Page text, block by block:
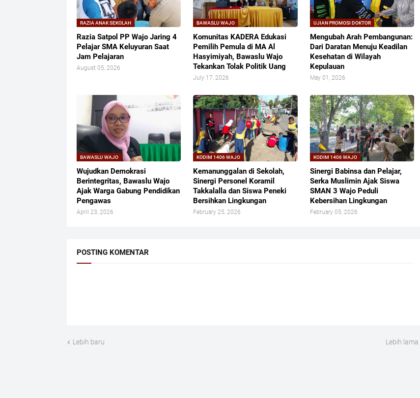
RAZIA ANAK SEKOLAH
Razia Satpol PP Wajo Jaring 4
Pelajar SMA Keluyuran Saat
Jam Pelajaran
August 05, 2026
BAWASLU WAJO
Komunitas KADERA Edukasi
Pemilih Pemula di MA Al
Hasyimiyah, Bawaslu Wajo
Tekankan Tolak Politik Uang
July 17, 2026
UJIAN PROMOSI DOKTOR
Mengubah Arah Pembangunan:
Dari Daratan Menuju Keadilan
Kesehatan di Wilayah
Kepulauan
May 01, 2026
BAWASLU WAJO
Wujudkan Demokrasi
Berintegritas, Bawaslu Wajo
Ajak Warga Gabung Pendidikan
Pengawas
April 23, 2026
KODIM 1406 WAJO
​Kemanunggalan di Sekolah,
Sinergi Personel Koramil
Takkalalla dan Siswa Peneki
Bersihkan Lingkungan
February 25, 2026
KODIM 1406 WAJO
​Sinergi Babinsa dan Pelajar,
Serka Muslimin Ajak Siswa
SMAN 3 Wajo Peduli
Kebersihan Lingkungan
February 05, 2026
POSTING KOMENTAR
Lebih baru Lebih lama